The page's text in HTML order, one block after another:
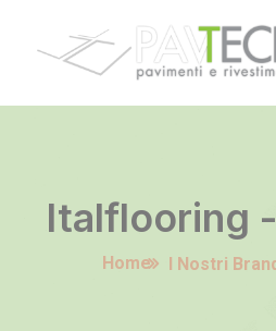
Italflooring
Home I Nostri